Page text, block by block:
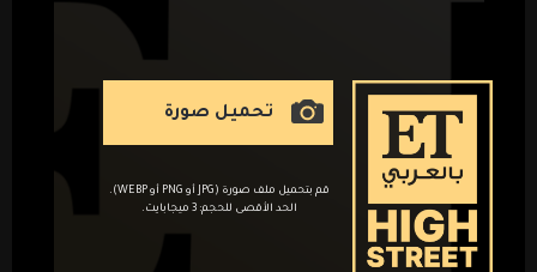
تحميل صورة
قم بتحميل ملف صورة (JPG أو PNG أو WEBP).
الحد الأقصى للحجم: 3 ميجابايت.